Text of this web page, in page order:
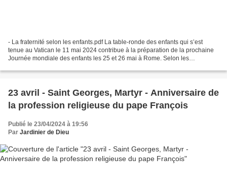
- La fraternité selon les enfants.pdf La table-ronde des enfants qui s’est
tenue au Vatican le 11 mai 2024 contribue à la préparation de la prochaine
Journée mondiale des enfants les 25 et 26 mai à Rome. Selon les
23 avril - Saint Georges, Martyr - Anniversaire de
la profession religieuse du pape François
Publié le 23/04/2024 à 19:56
Par Jardinier de Dieu